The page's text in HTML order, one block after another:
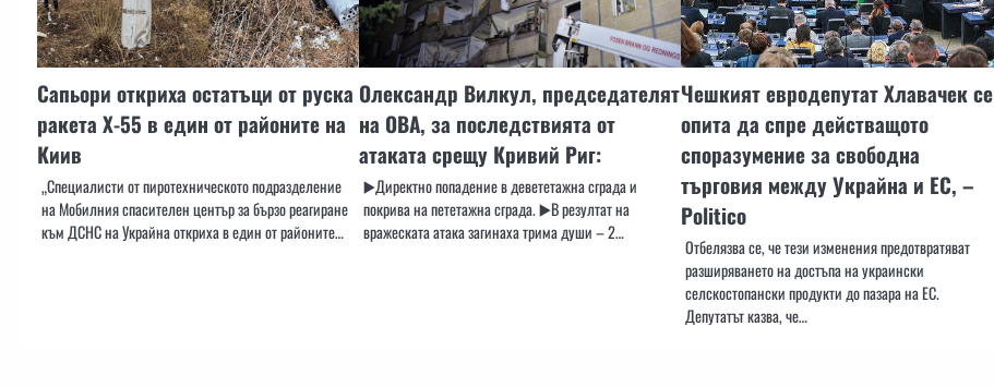
Сапьори откриха остатъци от руска
ракета Х-55 в един от районите на
Киив
„Специалисти от пиротехническото подразделение
на Мобилния спасителен център за бързо реагиране
към ДСНС на Украйна откриха в един от районите…
Олександр Вилкул, председателят
на ОВА, за последствията от
атаката срещу Кривий Риг:
▶️Директно попадение в девететажна сграда и
покрива на пететажна сграда. ▶️В резултат на
вражеската атака загинаха трима души – 2…
Чешкият евродепутат Хлавачек се
опита да спре действащото
споразумение за свободна
търговия между Украйна и ЕС, –
Politico
Отбелязва се, че тези изменения предотвратяват
разширяването на достъпа на украински
селскостопански продукти до пазара на ЕС.
Депутатът казва, че…